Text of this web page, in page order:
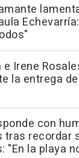
e Irene
la entrega
con
tras recordar
"En la playa